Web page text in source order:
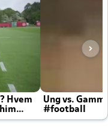
Hvem
Ung vs.
#football